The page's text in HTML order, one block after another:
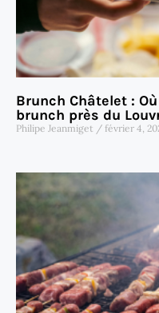
Brunch Châtelet :
brunch près du
Philipe Jeanmiget février 4,